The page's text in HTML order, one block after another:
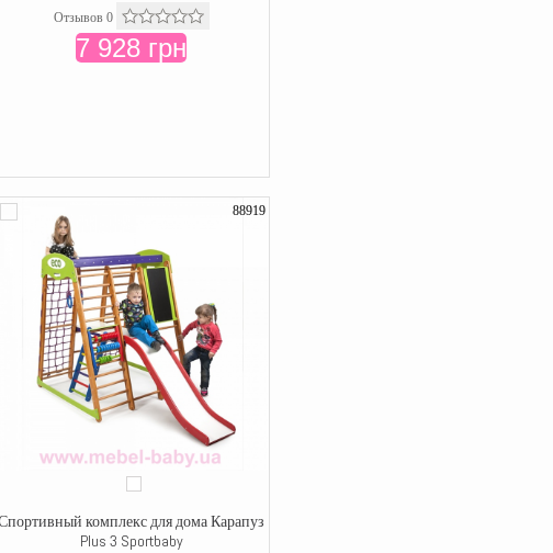
Отзывов 0
7 928 грн
88919
комплекс для дома Карапуз
Plus 3 Sportbaby